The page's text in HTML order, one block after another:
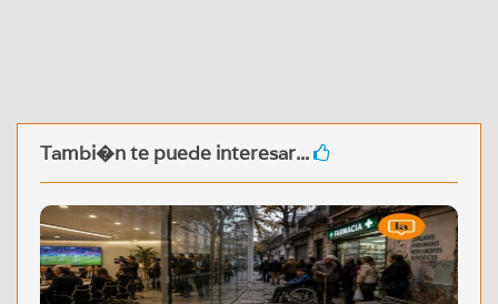
Tambi�n te puede interesar...